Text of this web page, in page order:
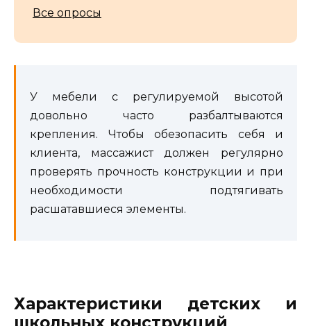
Все опросы
У мебели с регулируемой высотой
довольно часто разбалтываются
крепления. Чтобы обезопасить себя и
клиента, массажист должен регулярно
проверять прочность конструкции и при
необходимости подтягивать
расшатавшиеся элементы.
Характеристики детских и